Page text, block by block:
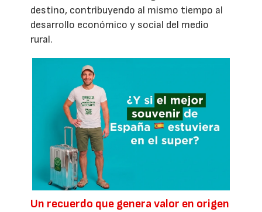
destino, contribuyendo al mismo tiempo al
desarrollo económico y social del medio
rural.
Un recuerdo que genera valor en origen